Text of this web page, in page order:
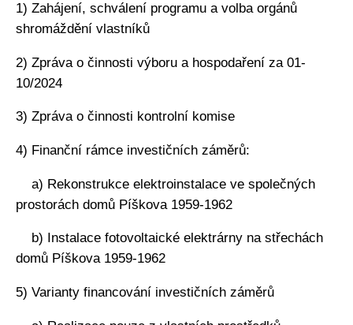
1) Zahájení, schválení programu a volba orgánů
shromáždění vlastníků
2) Zpráva o činnosti výboru a hospodaření za 01-
10/2024
3) Zpráva o činnosti kontrolní komise
4) Finanční rámce investičních záměrů:
a) Rekonstrukce elektroinstalace ve společných
prostorách domů Píškova 1959-1962
b) Instalace fotovoltaické elektrárny na střechách
domů Píškova 1959-1962
5) Varianty financování investičních záměrů